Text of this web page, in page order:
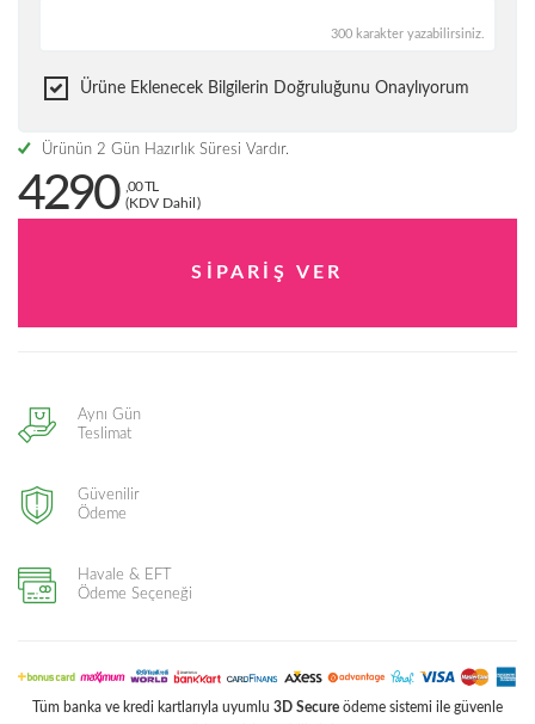
300 karakter yazabilirsiniz.
Ürüne Eklenecek Bilgilerin Doğruluğunu Onaylıyorum
Ürünün 2 Gün Hazırlık Süresi Vardır.
4290
,00 TL
(KDV Dahil)
Aynı Gün
Teslimat
Güvenilir
Ödeme
Havale & EFT
Ödeme Seçeneği
Tüm banka ve kredi kartlarıyla uyumlu 3D Secure ödeme sistemi ile güvenle